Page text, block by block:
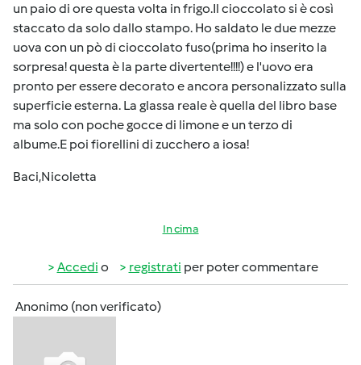
un paio di ore questa volta in frigo.Il cioccolato si è così
staccato da solo dallo stampo. Ho saldato le due mezze
uova con un pò di cioccolato fuso(prima ho inserito la
sorpresa! questa è la parte divertente!!!!) e l'uovo era
pronto per essere decorato e ancora personalizzato sulla
superficie esterna. La glassa reale è quella del libro base
ma solo con poche gocce di limone e un terzo di
albume.E poi fiorellini di zucchero a iosa!
Baci,Nicoletta
In cima
Accedi o registrati per poter commentare
Anonimo (non verificato)